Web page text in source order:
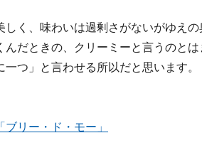
しく、味わいは過剰さがないがゆえの
んだときの、クリーミーと言うのと
一つ」と言わせる所以だと思います。
リー・ド・モー」